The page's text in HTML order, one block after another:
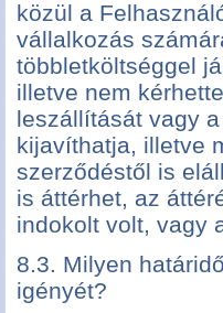
közül a
vállalkozás
többletköltséggel
illetve nem
leszállítását vagy
kijavíthatja, illetve
szerződéstől is
is áttérhet, az
indokolt volt, vagy
8.3. Milyen
igényét?